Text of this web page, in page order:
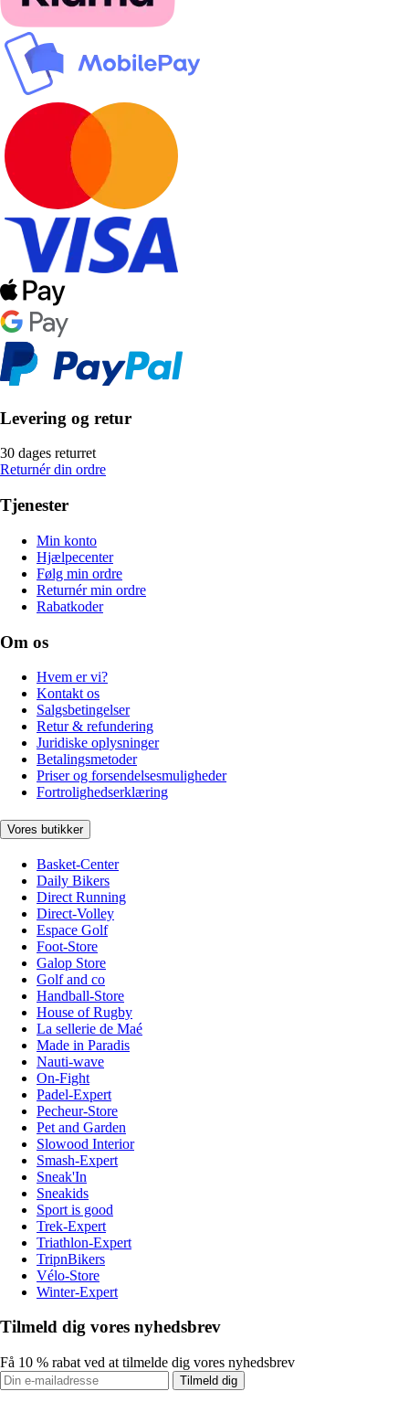
Levering og retur
30 dages returret
Returnér din ordre
Tjenester
Min konto
Hjælpecenter
Følg min ordre
Returnér min ordre
Rabatkoder
Om os
Hvem er vi?
Kontakt os
Salgsbetingelser
Retur & refundering
Juridiske oplysninger
Betalingsmetoder
Priser og forsendelsesmuligheder
Fortrolighedserklæring
Vores butikker
Basket-Center
Daily Bikers
Direct Running
Direct-Volley
Espace Golf
Foot-Store
Galop Store
Golf and co
Handball-Store
House of Rugby
La sellerie de Maé
Made in Paradis
Nauti-wave
On-Fight
Padel-Expert
Pecheur-Store
Pet and Garden
Slowood Interior
Smash-Expert
Sneak'In
Sneakids
Sport is good
Trek-Expert
Triathlon-Expert
TripnBikers
Vélo-Store
Winter-Expert
Tilmeld dig vores nyhedsbrev
Få 10 % rabat ved at tilmelde dig vores nyhedsbrev
Tilmeld dig